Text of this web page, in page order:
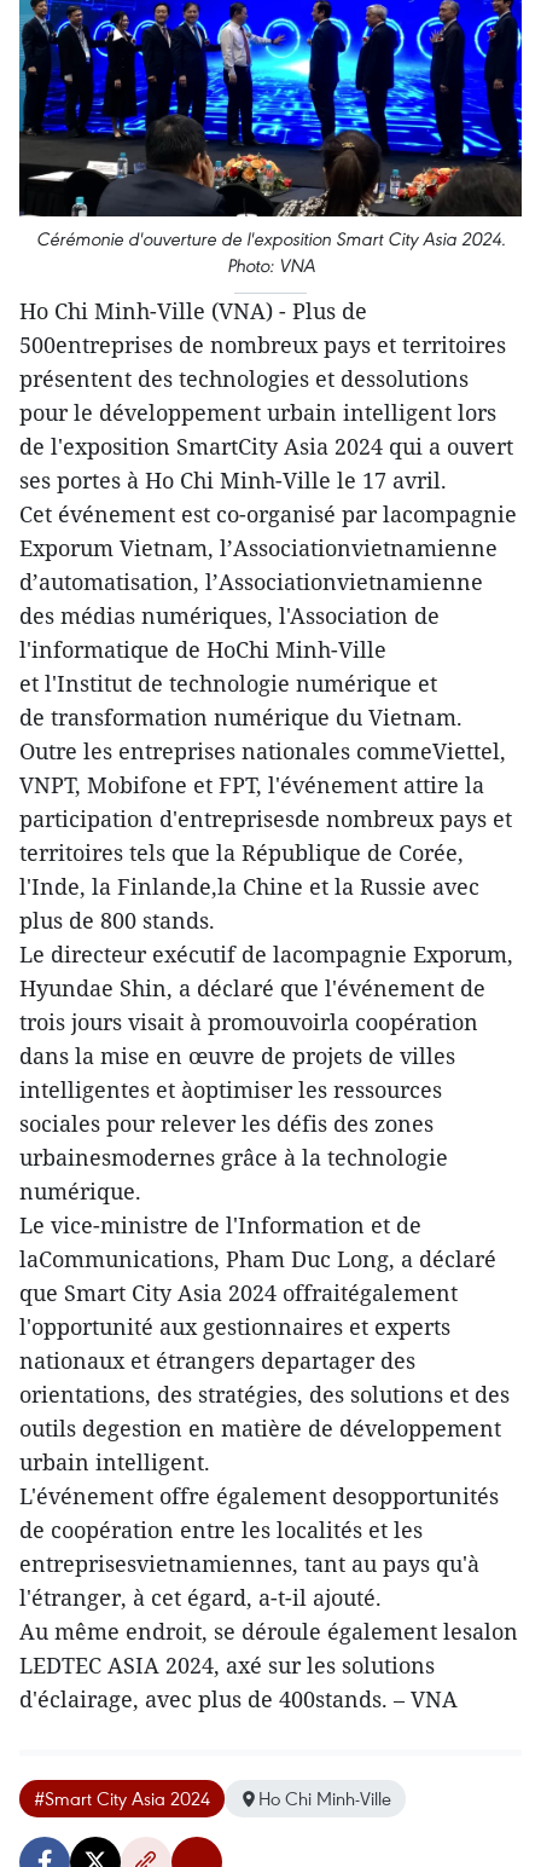
Cérémonie d'ouverture de l'exposition Smart City Asia 2024.
Photo: VNA
Ho Chi Minh-Ville (VNA) - Plus de
500entreprises de nombreux pays et territoires
présentent des technologies et dessolutions
pour le développement urbain intelligent lors
de l'exposition SmartCity Asia 2024 qui a ouvert
ses portes à Ho Chi Minh-Ville le 17 avril.
Cet événement est co-organisé par lacompagnie
Exporum Vietnam, l’Associationvietnamienne
d’automatisation, l’Associationvietnamienne
des médias numériques, l'Association de
l'informatique de HoChi Minh-Ville
et l'Institut de technologie numérique et
de transformation numérique du Vietnam.
Outre les entreprises nationales commeViettel,
VNPT, Mobifone et FPT, l'événement attire la
participation d'entreprisesde nombreux pays et
territoires tels que la République de Corée,
l'Inde, la Finlande,la Chine et la Russie avec
plus de 800 stands.
Le directeur exécutif de lacompagnie Exporum,
Hyundae Shin, a déclaré que l'événement de
trois jours visait à promouvoirla coopération
dans la mise en œuvre de projets de villes
intelligentes et àoptimiser les ressources
sociales pour relever les défis des zones
urbainesmodernes grâce à la technologie
numérique.
Le vice-ministre de l'Information et de
laCommunications, Pham Duc Long, a déclaré
que Smart City Asia 2024 offraitégalement
l'opportunité aux gestionnaires et experts
nationaux et étrangers departager des
orientations, des stratégies, des solutions et des
outils degestion en matière de développement
urbain intelligent.
L'événement offre également desopportunités
de coopération entre les localités et les
entreprisesvietnamiennes, tant au pays qu'à
l'étranger, à cet égard, a-t-il ajouté.
Au même endroit, se déroule également lesalon
LEDTEC ASIA 2024, axé sur les solutions
d'éclairage, avec plus de 400stands. – VNA
#Smart City Asia 2024 Ho Chi Minh-Ville